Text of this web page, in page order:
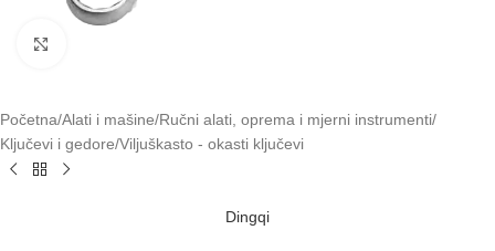
Početna/Alati i mašine/Ručni alati, oprema i mjerni instrumenti/
Ključevi i gedore/Viljuškasto - okasti ključevi
Dingqi